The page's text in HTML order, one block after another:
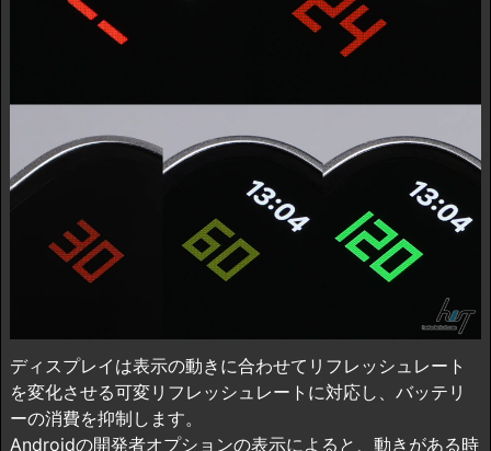
ディスプレイは表示の動きに合わせてリフレッシュレート
を変化させる可変リフレッシュレートに対応し、バッテリ
ーの消費を抑制します。
Androidの開発者オプションの表示によると、動きがある時